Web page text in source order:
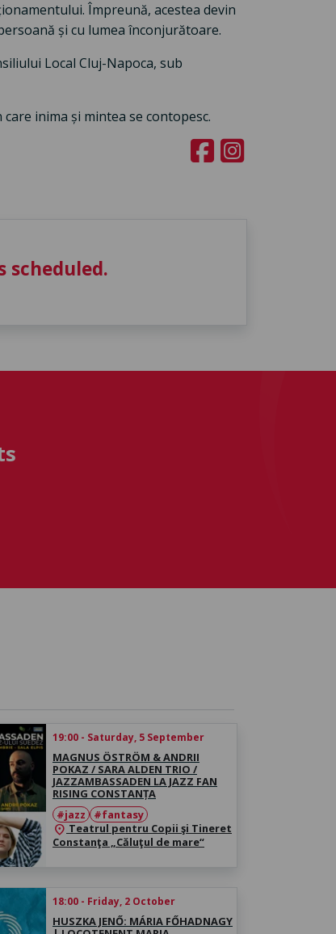
Împreună, acestea devin
și cu lumea înconjurătoare.
Local Cluj-Napoca, sub
inima și mintea se contopesc.
scheduled.
19:00 - Saturday, 5 September
MAGNUS ÖSTRÖM & ANDRII
POKAZ / SARA ALDEN TRIO /
JAZZAMBASSADEN LA JAZZ FAN
RISING CONSTANȚA
#jazz
#fantasy
location_on Teatrul pentru Copii şi Tineret
Constanţa „Căluţul de mare“
18:00 - Friday, 2 October
HUSZKA JENŐ: MÁRIA FŐHADNAGY